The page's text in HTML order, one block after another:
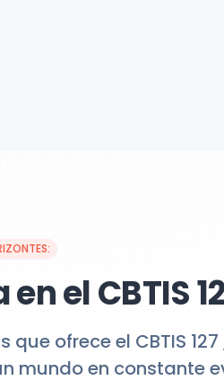
el CBTIS
ofrece el CBTIS
mundo en constante